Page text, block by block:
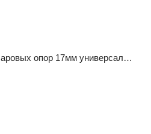
Съёмник шаровых опор 17мм универсальный JTC 1914